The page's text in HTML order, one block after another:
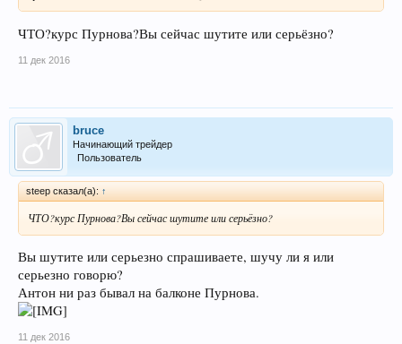
ЧТО?курс Пурнова?Вы сейчас шутите или серьёзно?
11 дек 2016
bruce
Начинающий трейдер
Пользователь
steep сказал(а): ↑
ЧТО?курс Пурнова?Вы сейчас шутите или серьёзно?
Вы шутите или серьезно спрашиваете, шучу ли я или
серьезно говорю?
Антон ни раз бывал на балконе Пурнова.
11 дек 2016